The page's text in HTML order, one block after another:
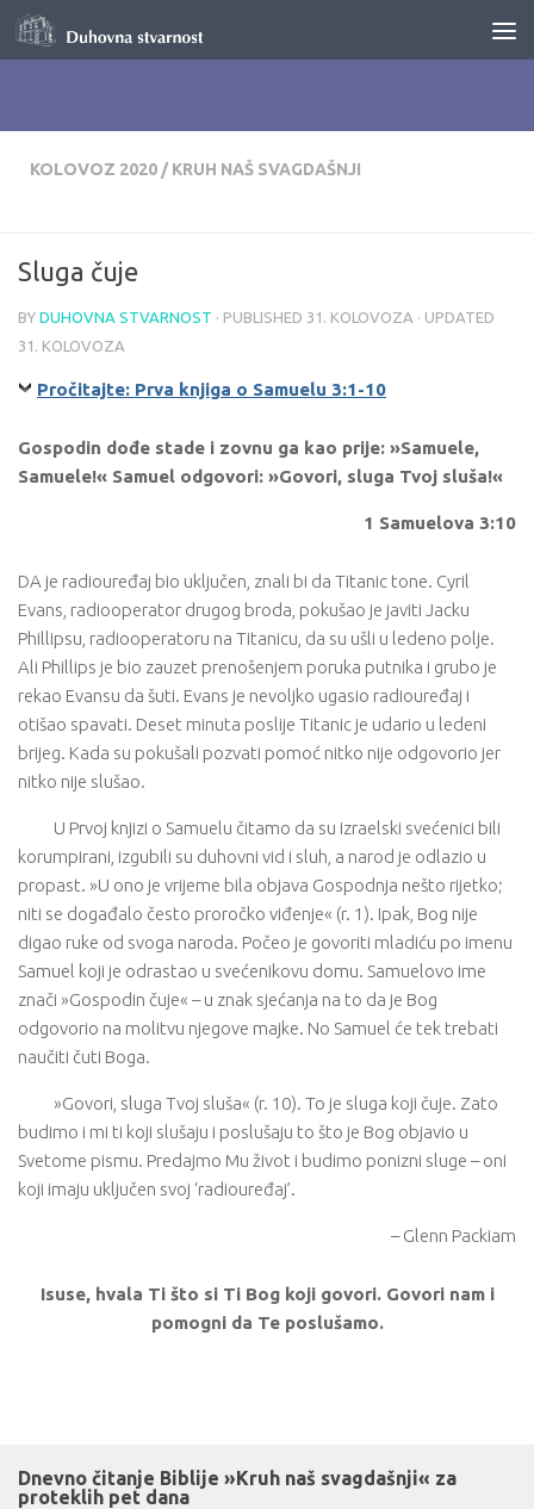
Skip to content
KOLOVOZ 2020 / KRUH NAŠ SVAGDAŠNJI
Sluga čuje
BY DUHOVNA STVARNOST · PUBLISHED 31. KOLOVOZA · UPDATED
31. KOLOVOZA
Pročitajte: Prva knjiga o Samuelu 3:1-10
Gospodin dođe stade i zovnu ga kao prije: »Samuele,
Samuele!« Samuel odgovori: »Govori, sluga Tvoj sluša!«
1 Samuelova 3:10
DA je radiouređaj bio uključen, znali bi da Titanic tone. Cyril
Evans, radiooperator drugog broda, pokušao je javiti Jacku
Phillipsu, radiooperatoru na Titanicu, da su ušli u ledeno polje.
Ali Phillips je bio zauzet prenošenjem poruka putnika i grubo je
rekao Evansu da šuti. Evans je nevoljko ugasio radiouređaj i
otišao spavati. Deset minuta poslije Titanic je udario u ledeni
brijeg. Kada su pokušali pozvati pomoć nitko nije odgovorio jer
nitko nije slušao.
U Prvoj knjizi o Samuelu čitamo da su izraelski svećenici bili
korumpirani, izgubili su duhovni vid i sluh, a narod je odlazio u
propast. »U ono je vrijeme bila objava Gospodnja nešto rijetko;
niti se događalo često proročko viđenje« (r. 1). Ipak, Bog nije
digao ruke od svoga naroda. Počeo je govoriti mladiću po imenu
Samuel koji je odrastao u svećenikovu domu. Samuelovo ime
znači »Gospodin čuje« – u znak sjećanja na to da je Bog
odgovorio na molitvu njegove majke. No Samuel će tek trebati
naučiti čuti Boga.
»Govori, sluga Tvoj sluša« (r. 10). To je sluga koji čuje. Zato
budimo i mi ti koji slušaju i poslušaju to što je Bog objavio u
Svetome pismu. Predajmo Mu život i budimo ponizni sluge – oni
koji imaju uključen svoj ‘radiouređaj’.
– Glenn Packiam
Isuse, hvala Ti što si Ti Bog koji govori. Govori nam i
pomogni da Te poslušamo.
Dnevno čitanje Biblije »Kruh naš svagdašnji« za
proteklih pet dana